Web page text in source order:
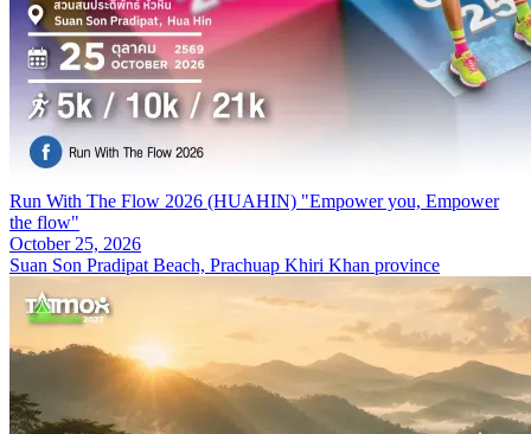
Run With The Flow 2026 (HUAHIN) "Empower you, Empower
the flow"
October 25, 2026
Suan Son Pradipat Beach, Prachuap Khiri Khan province